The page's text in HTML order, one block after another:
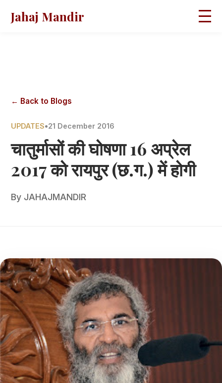
Jahaj Mandir
← Back to Blogs
UPDATES•21 December 2016
चातुर्मासों की घोषणा 16 अप्रेल
2017 को रायपुर (छ.ग.) में होगी
By JAHAJMANDIR